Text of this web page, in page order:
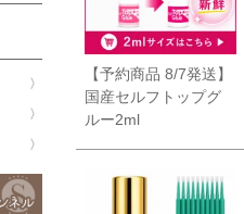
【予約商品 8/7発送】
国産セルフトップグ
ルー2ml